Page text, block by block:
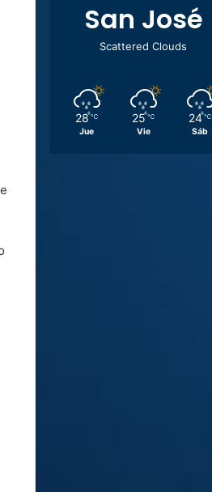
San José
Scattered Clouds
28 ℃
Jue
25 ℃
Vie
24 ℃
Sáb